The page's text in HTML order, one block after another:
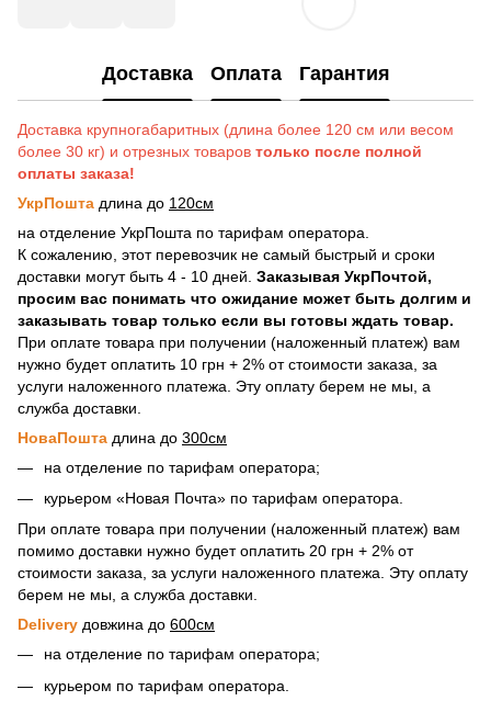
Доставка Оплата Гарантия
Доставка крупногабаритных (длина более 120 см или весом
более 30 кг) и отрезных товаров только после полной
оплаты заказа!
УкрПошта длина до 120см
на отделение УкрПошта по тарифам оператора.
К сожалению, этот перевозчик не самый быстрый и сроки
доставки могут быть 4 - 10 дней. Заказывая УкрПочтой,
просим вас понимать что ожидание может быть долгим и
заказывать товар только если вы готовы ждать товар.
При оплате товара при получении (наложенный платеж) вам
нужно будет оплатить 10 грн + 2% от стоимости заказа, за
услуги наложенного платежа. Эту оплату берем не мы, а
служба доставки.
НоваПошта длина до 300см
на отделение по тарифам оператора;
курьером «Новая Почта» по тарифам оператора.
При оплате товара при получении (наложенный платеж) вам
помимо доставки нужно будет оплатить 20 грн + 2% от
стоимости заказа, за услуги наложенного платежа. Эту оплату
берем не мы, а служба доставки.
Delivery довжина до 600см
на отделение по тарифам оператора;
курьером по тарифам оператора.